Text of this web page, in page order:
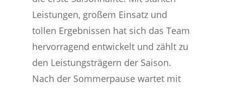
Leistungen, großem Einsatz und
tollen Ergebnissen hat sich das Team
hervorragend entwickelt und zählt zu
den Leistungsträgern der Saison.
Nach der Sommerpause wartet mit